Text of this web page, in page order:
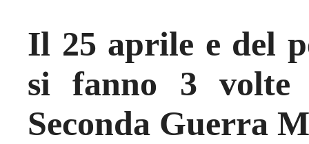
Il 25 aprile e del
si fanno 3
Seconda Guerra